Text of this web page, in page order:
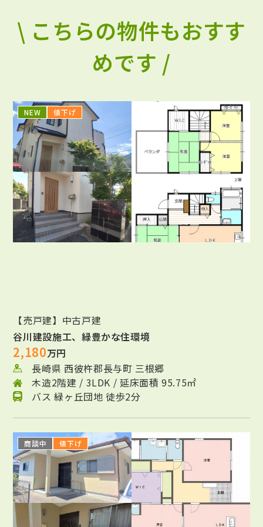
\ こちらの物件もおすす
めです /
NEW 値下げ
【売戸建】中古戸建
谷川建設施工、緑豊かな住環境
2,180万円
長崎県 西彼杵郡長与町 三根郷
木造2階建 / 3LDK / 延床面積 95.75㎡
バス 緑ヶ丘団地 徒歩2分
商談中 値下げ